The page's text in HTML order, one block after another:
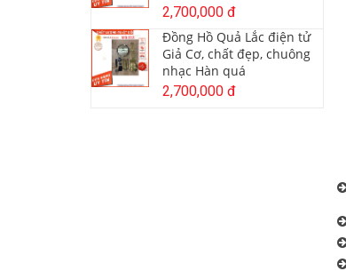
2,700,000 đ
Đồng Hồ Quả Lắc điện tử
Giả Cơ, chất đẹp, chuông
nhạc Hàn quá
2,700,000 đ